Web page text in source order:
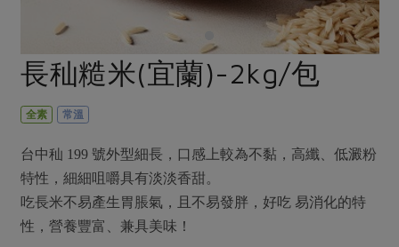
調味醬料/南北貨 烘焙
休閒零嘴 沖泡飲品
保健食品
美妝保養 個人清潔
家庭清潔 織品
日用品
湯品．鍋物
漬物
異國料理
議題活動
主婦聯盟X樂齡網特約優惠案
2024農業發展計畫年度報告
更多議題活動
非基改運動 支持本土農糧
廢核運動 能源議題
減添加物 減塑減廢
公益金
更多議題
生活者e週報
社員權益
社務專區
選舉專區
長秈糙米(宜蘭)-2kg/包
全素 常溫
台中秈 199 號外型細長，口感上較為不黏，高纖、低澱粉
特性，細細咀嚼具有淡淡香甜。
吃長米不易產生胃脹氣，且不易發胖，好吃 易消化的特
性，營養豐富、兼具美味！